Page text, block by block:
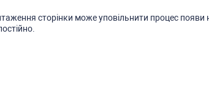
cторінки може уповільнити процеc появи